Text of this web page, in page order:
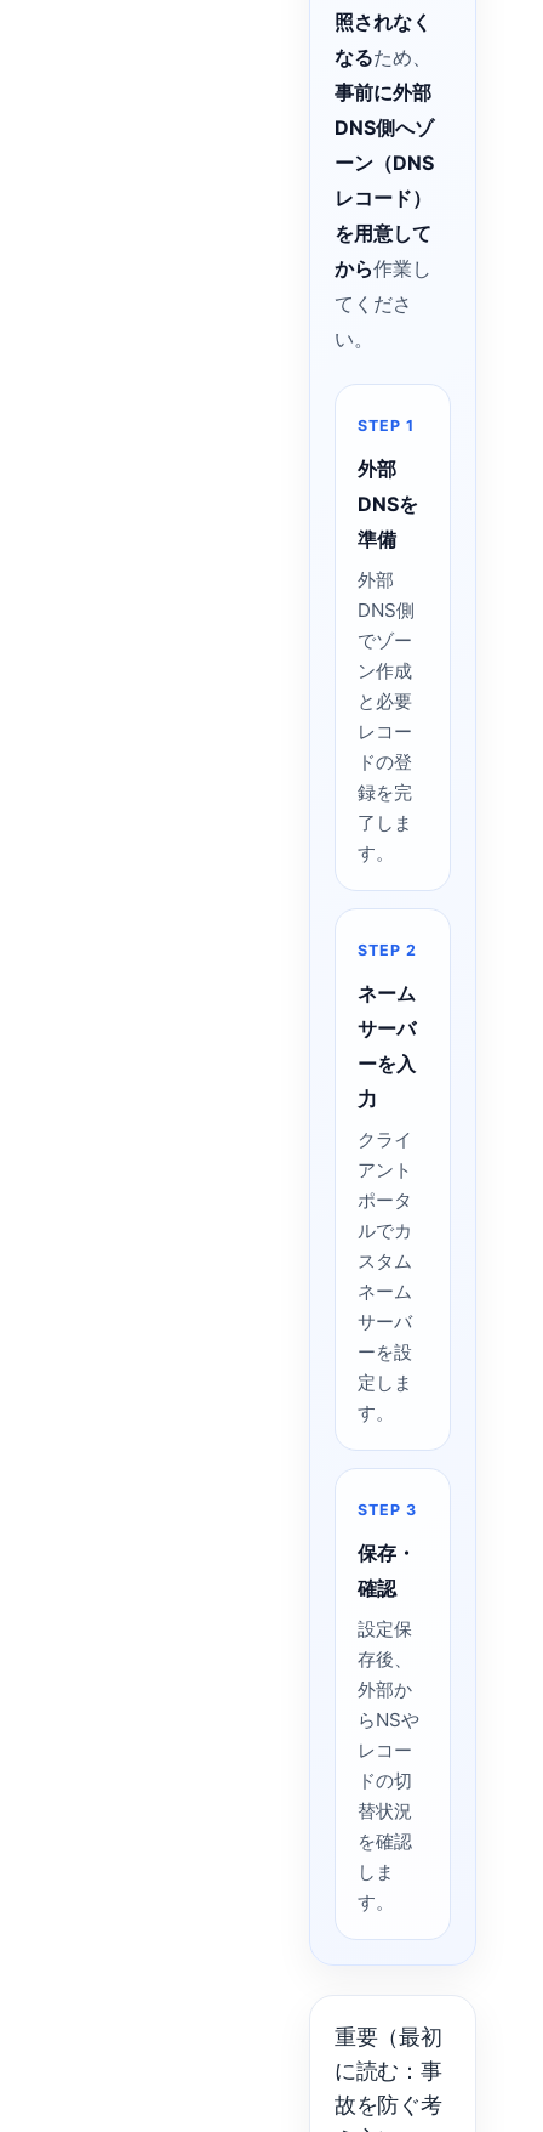
照されなく
なるため、
事前に外部
DNS側へゾ
ーン（DNS
レコード）
を用意して
から作業し
てくださ
い。
STEP 1
外部
DNSを
準備
外部
DNS側
でゾー
ン作成
と必要
レコー
ドの登
録を完
了しま
す。
STEP 2
ネーム
サーバ
ーを入
力
クライ
アント
ポータ
ルでカ
スタム
ネーム
サーバ
ーを設
定しま
す。
STEP 3
保存・
確認
設定保
存後、
外部か
らNSや
レコー
ドの切
替状況
を確認
しま
す。
重要（最初
に読む：事
故を防ぐ考